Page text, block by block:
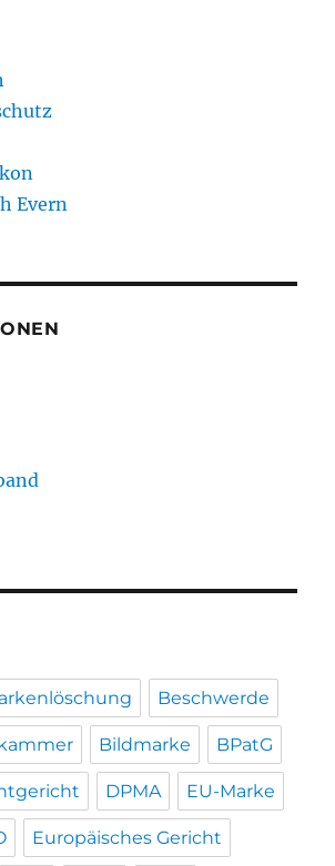
Evern
Beschwerde
Bildmarke BPatG
DPMA EU-Marke
Europäisches Gericht